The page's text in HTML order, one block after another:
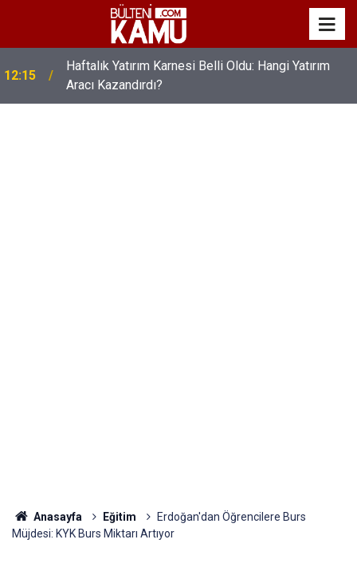
12:15
Haftalık Yatırım Karnesi Belli Oldu: Hangi Yatırım
Aracı Kazandırdı?
Anasayfa Eğitim
Erdoğan'dan Öğrencilere Burs
Müjdesi: KYK Burs Miktarı Artıyor